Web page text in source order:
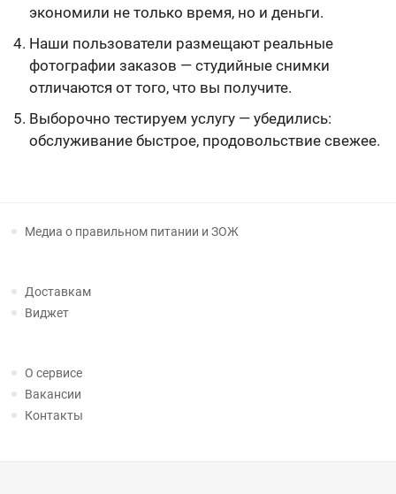
экономили не только время, но и деньги.
Наши пользователи размещают реальные
фотографии заказов — студийные снимки
отличаются от того, что вы получите.
Выборочно тестируем услугу — убедились:
обслуживание быстрое, продовольствие свежее.
Медиа о правильном питании и ЗОЖ
Доставкам
Виджет
О сервисе
Вакансии
Контакты